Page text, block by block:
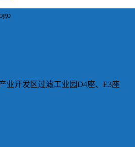
业开发区过滤工业园D4座、E3座